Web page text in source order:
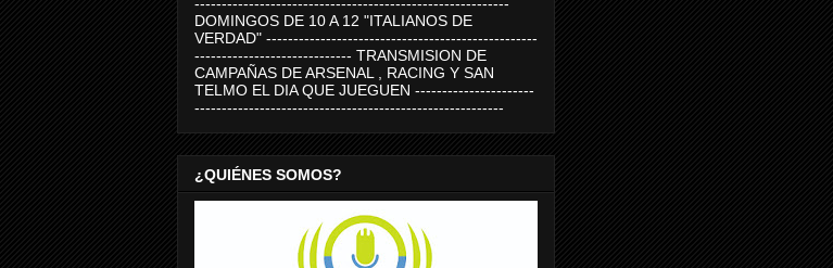
----------------------------------------------------------
DOMINGOS DE 10 A 12 "ITALIANOS DE
VERDAD" --------------------------------------------------
----------------------------- TRANSMISION DE
CAMPAÑAS DE ARSENAL , RACING Y SAN
TELMO EL DIA QUE JUEGUEN ----------------------
---------------------------------------------------------
¿QUIÉNES SOMOS?